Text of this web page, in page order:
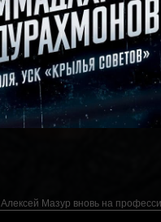
Алексей Мазур вновь на